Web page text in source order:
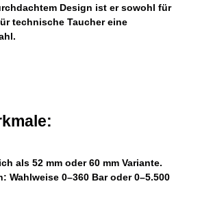
Design ist er sowohl für
technische Taucher eine
als 52 mm oder 60 mm Variante.
Wahlweise 0–360 Bar oder 0–5.500